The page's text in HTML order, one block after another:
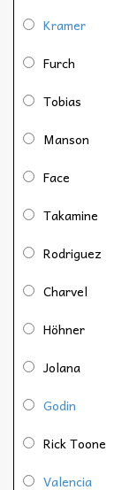
Kramer
Furch
Tobias
Manson
Face
Takamine
Rodriguez
Charvel
Höhner
Jolana
Godin
Rick Toone
Valencia